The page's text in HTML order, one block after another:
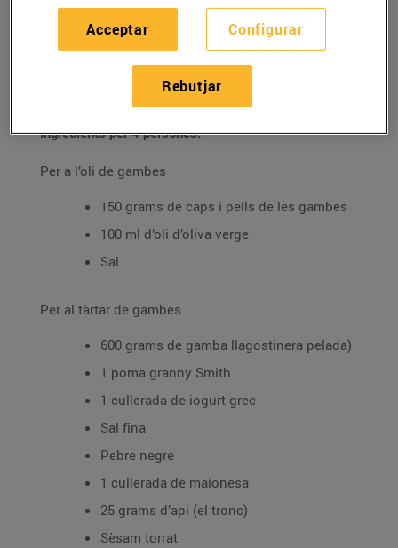
Tàrtar de gambes amb
alvocat, poma i iogurt
24/de novembre/2022
Ingredients per 4 persones:
Per a l’oli de gambes
150 grams de caps i pells de les gambes
100 ml d’oli d’oliva verge
Sal
Per al tàrtar de gambes
600 grams de gamba llagostinera pelada)
1 poma granny Smith
1 cullerada de iogurt grec
Sal fina
Pebre negre
1 cullerada de maionesa
25 grams d’api (el tronc)
Sèsam torrat
Configurar
Rebutjar
Acceptar